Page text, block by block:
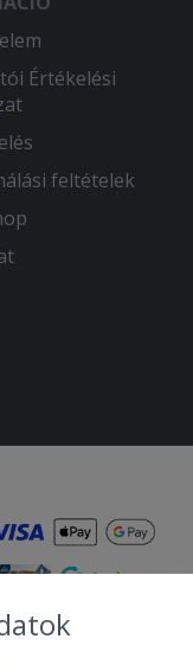
Értékelési
feltételek